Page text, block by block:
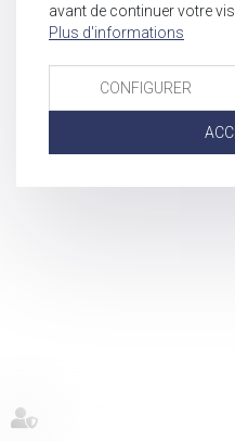
avant de continuer votre
Plus d'informations
CONFIGURER